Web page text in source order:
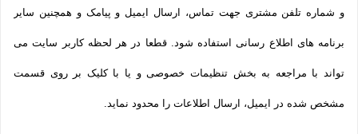
و شماره تلفن مشتری جهت تماس، ارسال ایمیل و پیامک و همچنین سایر
برنامه های اطلاع رسانی استفاده شود. قطعا در هر لحظه کاربر سایت می
تواند با مراجعه به بخش تنظیمات خصوصی و یا با کلیک بر روی قسمت
مشخص شده در ایمیل، ارسال اطلاعات را محدود نماید.